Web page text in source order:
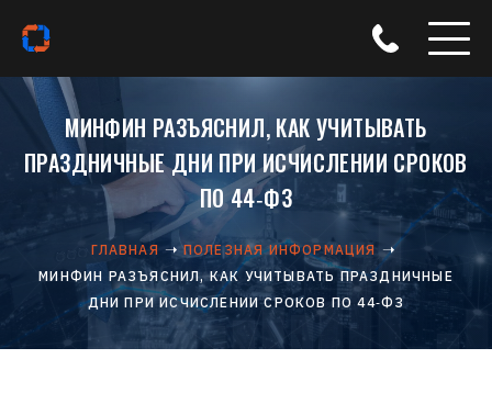
МИНФИН РАЗЪЯСНИЛ, КАК УЧИТЫВАТЬ
ПРАЗДНИЧНЫЕ ДНИ ПРИ ИСЧИСЛЕНИИ СРОКОВ
ПО 44‑ФЗ
ГЛАВНАЯ
ПОЛЕЗНАЯ ИНФОРМАЦИЯ
МИНФИН РАЗЪЯСНИЛ, КАК УЧИТЫВАТЬ ПРАЗДНИЧНЫЕ
ДНИ ПРИ ИСЧИСЛЕНИИ СРОКОВ ПО 44‑ФЗ